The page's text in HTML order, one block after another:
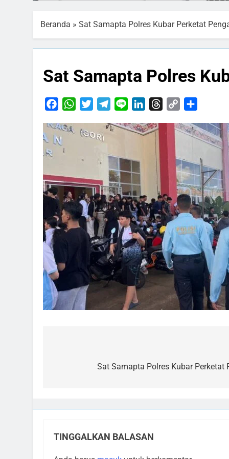
Beranda » Sat Samapta Polres Kubar Perketat
Sat Samapta Polres
FacebookWhatsApp
TwitterTelegram
Line LinkedInThreads
Copy
Sat Samapta Polres Kubar
TINGGALKAN BALASAN